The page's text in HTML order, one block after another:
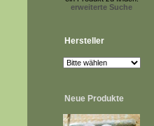
erweiterte Suche
Hersteller
Neue Produkte